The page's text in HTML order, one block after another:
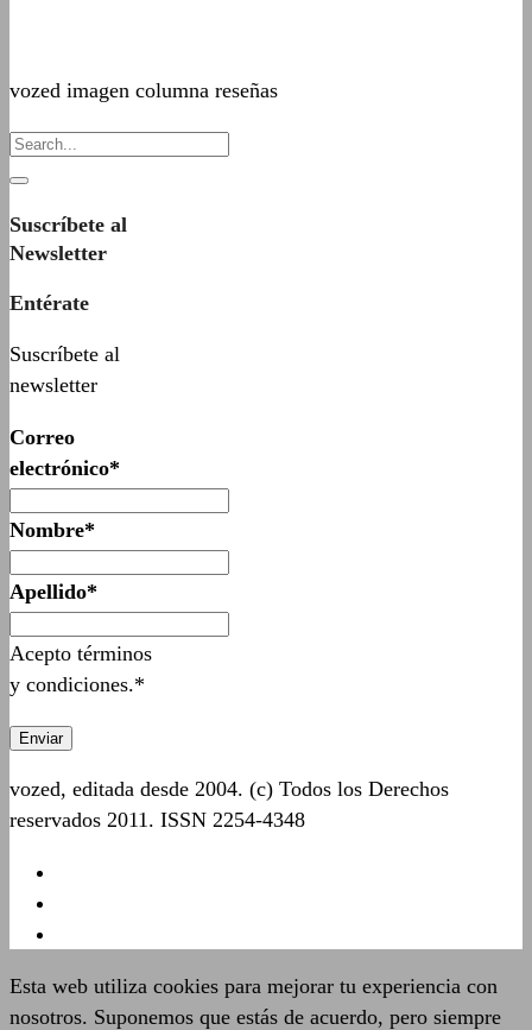
vozed imagen columna reseñas
Suscríbete al
Newsletter
Entérate
Suscríbete al
newsletter
Correo
electrónico*
Nombre*
Apellido*
Acepto términos
y condiciones.*
vozed, editada desde 2004. (c) Todos los Derechos
reservados 2011. ISSN 2254-4348
Esta web utiliza cookies para mejorar tu experiencia con
nosotros. Suponemos que estás de acuerdo, pero siempre